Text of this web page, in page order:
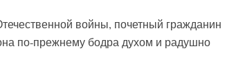
войны, почетный гражданин
по-прежнему бодра духом и радушно